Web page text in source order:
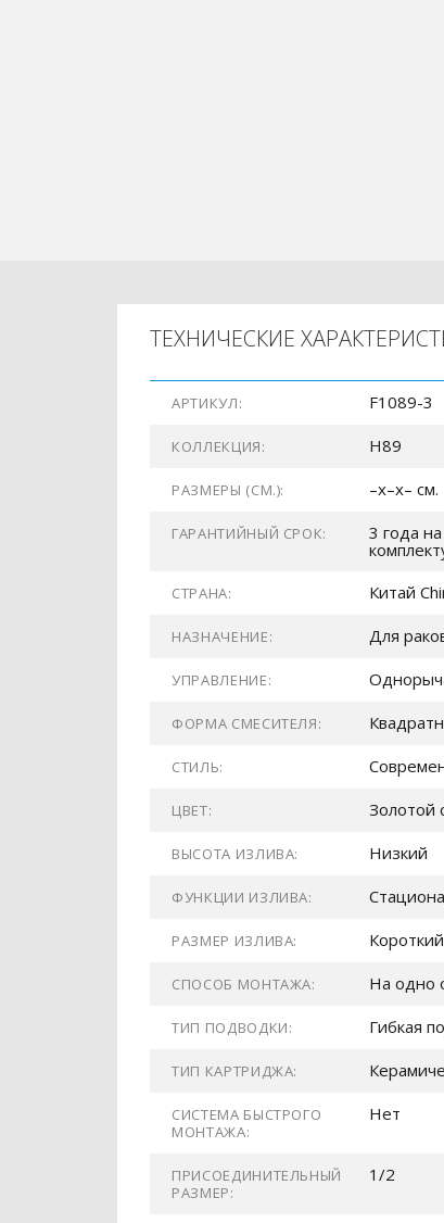
ТЕХНИЧЕСКИЕ
АРТИКУЛ: F1089-3
КОЛЛЕКЦИЯ: H89
РАЗМЕРЫ (СМ.): –x–x– см.
ГАРАНТИЙНЫЙ СРОК:
3 года
СТРАНА: Китай
НАЗНАЧЕНИЕ: Для
УПРАВЛЕНИЕ:
ФОРМА СМЕСИТЕЛЯ:
СТИЛЬ:
ЦВЕТ: Золотой
ВЫСОТА ИЗЛИВА: Низкий
ФУНКЦИИ ИЗЛИВА:
РАЗМЕР ИЗЛИВА: Короткий
СПОСОБ МОНТАЖА: На одно
ТИП ПОДВОДКИ: Гибкая
ТИП КАРТРИДЖА:
СИСТЕМА БЫСТРОГО
МОНТАЖА:
Нет
ПРИСОЕДИНИТЕЛЬНЫЙ
РАЗМЕР:
1/2